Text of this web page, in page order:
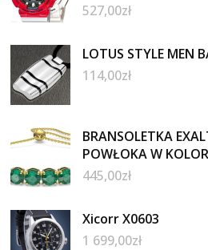
527,00zł
LOTUS STYLE MEN
114,00zł
BRANSOLETKA
POWŁOKA W
445,00zł
Xicorr X0603
1 699,00zł